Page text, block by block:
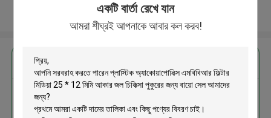
একটি বার্তা রেখে যান
আমরা শীঘ্রই আপনাকে আবার কল করব!
আরো দেখুন
মিডিয়া 25 * 12 মিমি আকার জল চিকিত্সা